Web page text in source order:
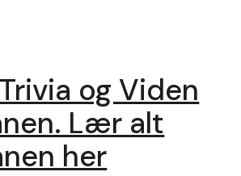
og Viden
Lær alt
her